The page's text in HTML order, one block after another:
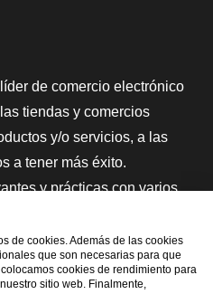
de comercio electrónico
tiendas y comercios
y/o servicios, a las
a tener más éxito.
y prácticas con varios
Reviews, herramientas y
estudios de mercado, y
educativa, la
de cookies. Además de las cookies
que son necesarias para que
cookies de rendimiento para
sitio web. Finalmente,